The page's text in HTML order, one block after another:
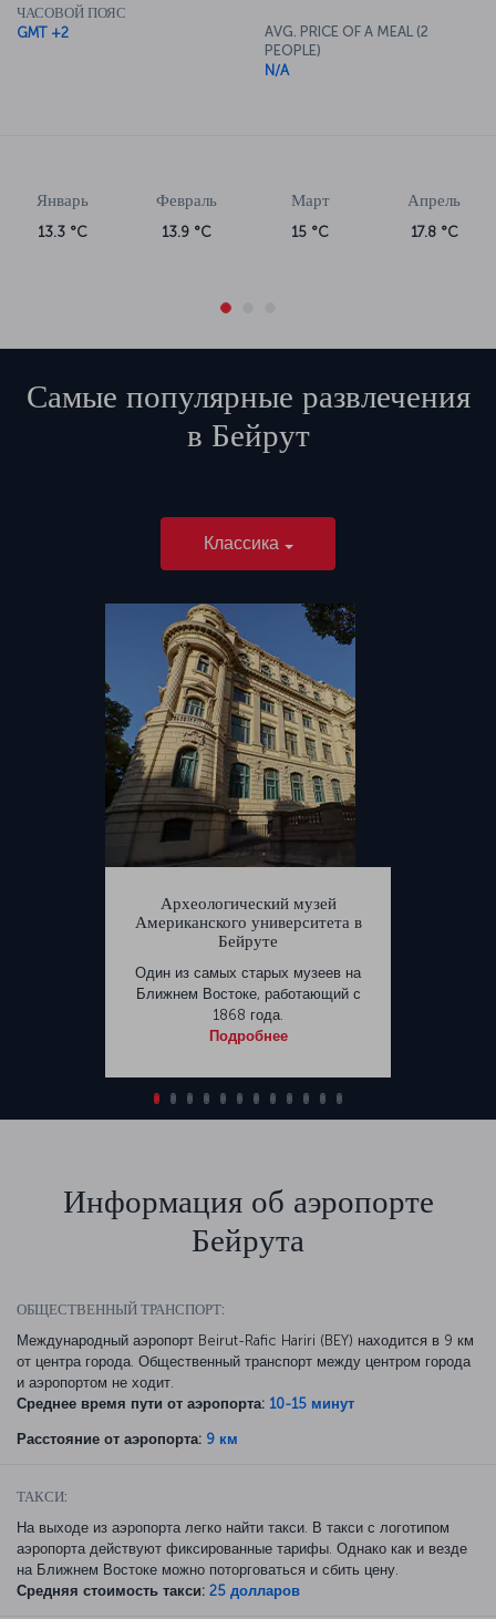
ЧАСОВОЙ ПОЯС
GMT +2
AVG. PRICE OF A MEAL (2
PEOPLE)
N/A
Январь
13.3 °C
Февраль
13.9 °C
Март
15 °C
Апрель
17.8 °C
Самые популярные развлечения
в Бейрут
Классика
Археологический музей
Американского университета в
Бейруте
Один из самых старых музеев на
Ближнем Востоке, работающий с
1868 года.
Подробнее
Информация об аэропорте
Бейрута
ОБЩЕСТВЕННЫЙ ТРАНСПОРТ:
Международный аэропорт Beirut-Rafic Hariri (BEY) находится в 9 км
от центра города. Общественный транспорт между центром города
и аэропортом не ходит.
Среднее время пути от аэропорта: 10-15 минут
Расстояние от аэропорта: 9 км
ТАКСИ:
На выходе из аэропорта легко найти такси. В такси с логотипом
аэропорта действуют фиксированные тарифы. Однако как и везде
на Ближнем Востоке можно поторговаться и сбить цену.
Средняя стоимость такси: 25 долларов